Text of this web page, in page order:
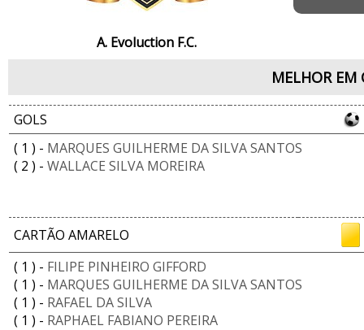
A. Evoluction F.C.
MELHOR
GOLS
( 1 ) - MARQUES GUILHERME DA SILVA SANTOS
( 2 ) - WALLACE SILVA MOREIRA
CARTÃO AMARELO
( 1 ) - FILIPE PINHEIRO GIFFORD
( 1 ) - MARQUES GUILHERME DA SILVA SANTOS
( 1 ) - RAFAEL DA SILVA
( 1 ) - RAPHAEL FABIANO PEREIRA